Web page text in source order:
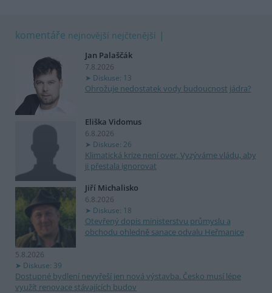
komentáře nejnovější nejčtenější
Jan Palaščák
7.8.2026
Diskuse: 13
Ohrožuje nedostatek vody budoucnost jádra?
Eliška Vidomus
6.8.2026
Diskuse: 26
Klimatická krize není over. Vyzýváme vládu, aby
ji přestala ignorovat
Jiří Michalisko
6.8.2026
Diskuse: 18
Otevřený dopis ministerstvu průmyslu a
obchodu ohledně sanace odvalu Heřmanice
5.8.2026
Diskuse: 39
Dostupné bydlení nevyřeší jen nová výstavba. Česko musí lépe
využít renovace stávajících budov